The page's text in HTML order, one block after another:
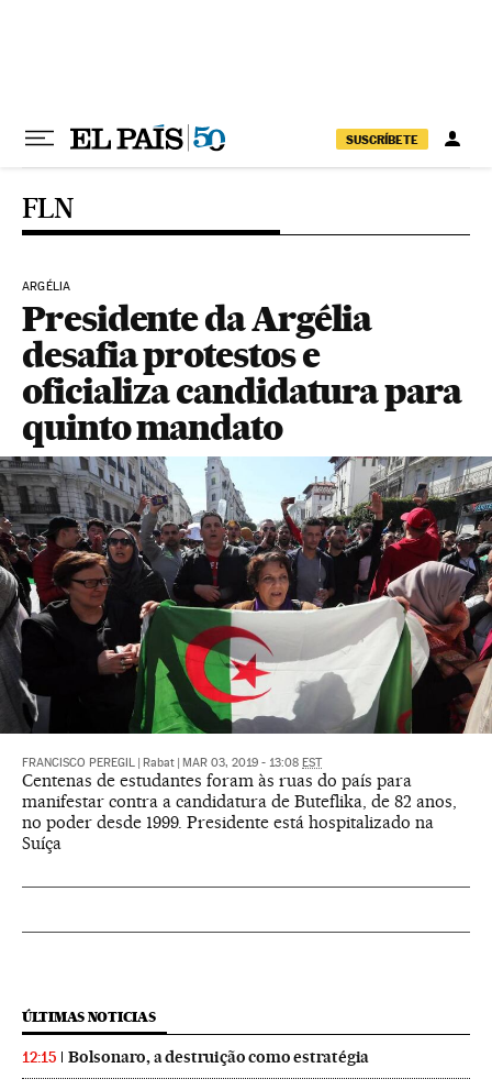
SUSCRÍBETE
FLN
ARGÉLIA
Presidente da Argélia
desafia protestos e
oficializa candidatura para
quinto mandato
FRANCISCO PEREGIL Rabat MAR 03, 2019 - 13:08 EST
Centenas de estudantes foram às ruas do país para
manifestar contra a candidatura de Buteflika, de 82 anos,
no poder desde 1999. Presidente está hospitalizado na
Suíça
ÚLTIMAS NOTICIAS
12:15 Bolsonaro, a destruição como estratégia